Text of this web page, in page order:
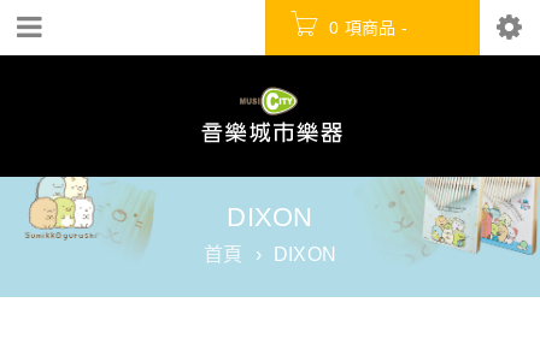
0 項商品 -
DIXON
首頁 › DIXON